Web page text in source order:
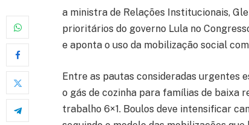
a ministra de Relações Institucionais,
prioritários do governo Lula no
e aponta o uso da mobilização social
Entre as pautas consideradas urgentes
o gás de cozinha para famílias de baixa
trabalho 6×1. Boulos deve intensificar